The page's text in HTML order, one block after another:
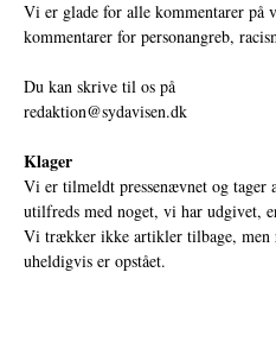
Vi er glade for alle kommentarer på
kommentarer for personangreb,
Du kan skrive til os på
redaktion@sydavisen.dk
Klager
Vi er tilmeldt pressenævnet og tager
utilfreds med noget, vi har udgivet,
Vi trækker ikke artikler tilbage, men
uheldigvis er opstået.